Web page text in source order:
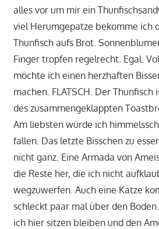
alles vor um mir ein
viel Herumgepatze bekomme ich
Thunfisch aufs Brot.
Finger tropfen regelrecht. Egal.
möchte ich einen herzhaften
machen. FLATSCH. Der Thunfisch
des zusammengeklappten
Am liebsten würde ich
fallen. Das letzte Bisschen zu
nicht ganz. Eine Armada von
die Reste her, die ich nicht
wegzuwerfen. Auch eine Katze
schleckt paar mal über den
ich hier sitzen bleiben und den